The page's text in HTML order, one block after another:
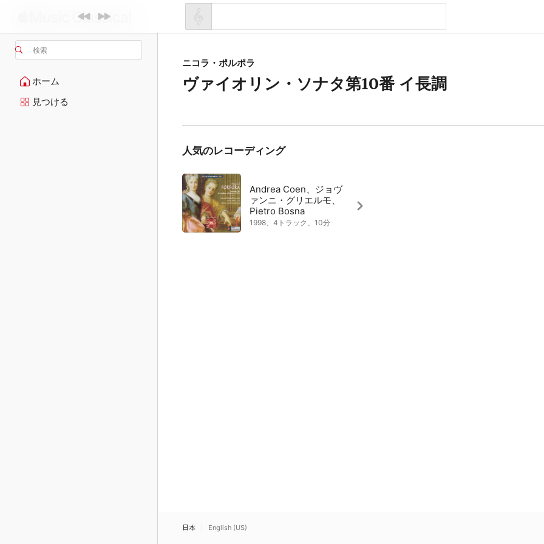
検索
ホーム
見つける
ニコラ・ポルポラ
ヴァイオリン・ソナタ第10番 イ長調
人気のレコーディング
Andrea Coen、ジョヴ
ァンニ・グリエルモ、
Pietro Bosna
1998、4トラック、10分
日本 English (US)